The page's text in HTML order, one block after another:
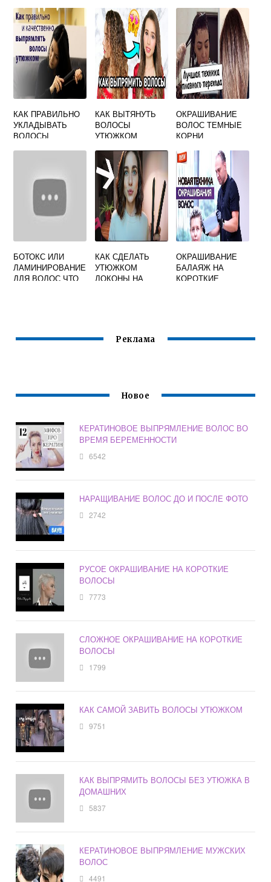
КАК ПРАВИЛЬНО
УКЛАДЫВАТЬ
ВОЛОСЫ
КАК ВЫТЯНУТЬ
ВОЛОСЫ
УТЮЖКОМ
ОКРАШИВАНИЕ
ВОЛОС ТЕМНЫЕ
КОРНИ
БОТОКС ИЛИ
ЛАМИНИРОВАНИЕ
ДЛЯ ВОЛОС ЧТО
КАК СДЕЛАТЬ
УТЮЖКОМ
ЛОКОНЫ НА
ОКРАШИВАНИЕ
БАЛАЯЖ НА
КОРОТКИЕ
Реклама
Новое
КЕРАТИНОВОЕ ВЫПРЯМЛЕНИЕ ВОЛОС ВО
ВРЕМЯ БЕРЕМЕННОСТИ
6542
НАРАЩИВАНИЕ ВОЛОС ДО И ПОСЛЕ ФОТО
2742
РУСОЕ ОКРАШИВАНИЕ НА КОРОТКИЕ
ВОЛОСЫ
7773
СЛОЖНОЕ ОКРАШИВАНИЕ НА КОРОТКИЕ
ВОЛОСЫ
1799
КАК САМОЙ ЗАВИТЬ ВОЛОСЫ УТЮЖКОМ
9751
КАК ВЫПРЯМИТЬ ВОЛОСЫ БЕЗ УТЮЖКА В
ДОМАШНИХ
5837
КЕРАТИНОВОЕ ВЫПРЯМЛЕНИЕ МУЖСКИХ
ВОЛОС
4491